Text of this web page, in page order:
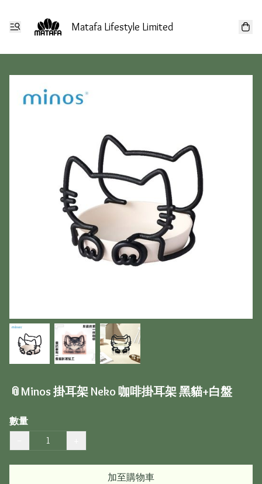
Matafa Lifestyle Limited
📎Minos 掛耳架 Neko 咖啡掛耳架 黑貓+白盤
數量
加至購物車